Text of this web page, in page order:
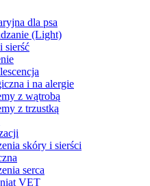
dla psa
(Light)
sierść
i na alergie
z wątrobą
z trzustką
skóry i sierści
serca
VET